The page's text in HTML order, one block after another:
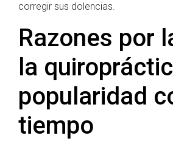
corregir sus dolencias.
Razones por
la
popularidad
tiempo